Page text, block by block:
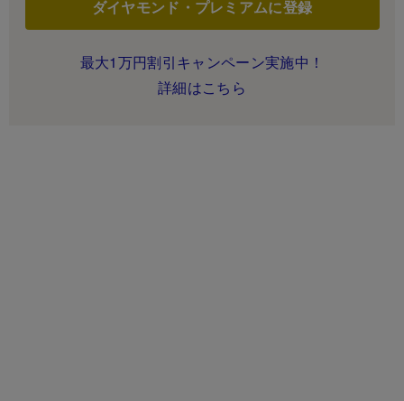
ダイヤモンド・プレミアムに登録
最大1万円割引キャンペーン実施中！
詳細はこちら